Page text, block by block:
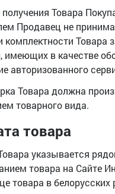
Товара
Продавец не
комплектности Товара
имеющих в качестве
авторизованного
Товара должна
товарного вида.
товара
указывается
товара на Сайте
товара в белорусских